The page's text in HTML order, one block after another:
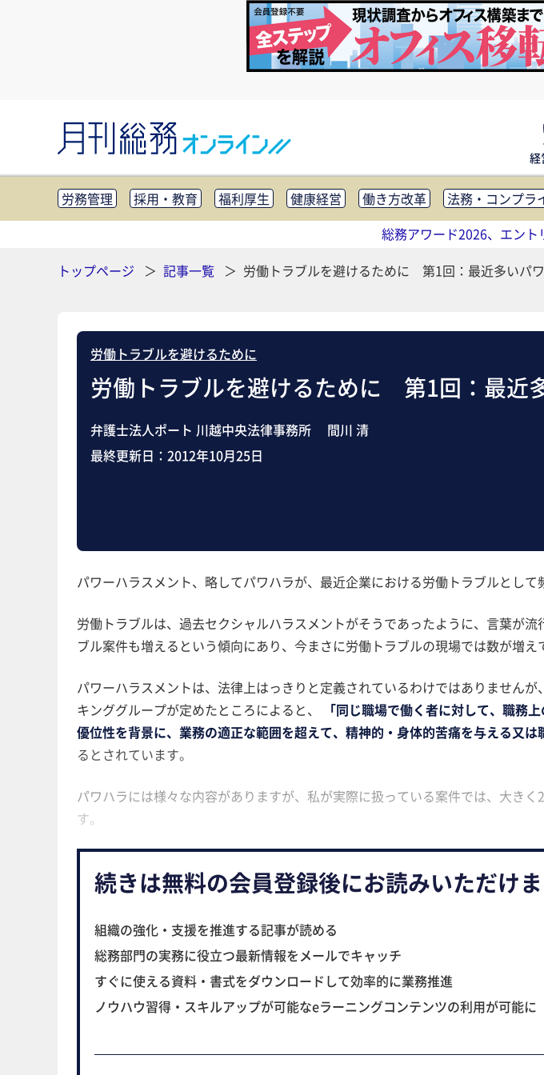
経
労務管理 採用・教育 福利厚生 健康経営 働き方改革 法務・コンプラ
知財管理
リスクマネジメント・BCP 社外・社内広報 社外・社内コミュニ
助成金・補助金・コスト削減 アウト
総務アワード2026、エント
トップページ
記事一覧 労働トラブルを避けるために 第1回：最近多いパ
労働トラブルを避けるために
労働トラブルを避けるために 第1回：最近
弁護士法人ポート 川越中央法律事務所 間川 清
最終更新日： 2012年10月25日
パワーハラスメント、略してパワハラが、最近企業における労働トラブルとして
労働トラブルは、過去セクシャルハラスメントがそうであったように、言葉が
ブル案件も増えるという傾向にあり、今まさに労働トラブルの現場では数が増え
パワーハラスメントは、法律上はっきりと定義されているわけではありません
キンググループが定めたところによると、
「同じ職場で働く者に対して、職務
優位性を背景に、業務の適正な範囲を超えて、精神的・身体的苦痛を与える又は
るとされています。
パワハラには様々な内容がありますが、私が実際に扱っている案件では、大き
す。
続きは無料の会員登録後にお読みいただけま
組織の強化・支援を推進する記事が読める
総務部門の実務に役立つ最新情報をメールでキャッチ
すぐに使える資料・書式をダウンロードして効率的に業務推進
ノウハウ習得・スキルアップが可能なeラーニングコンテンツの利用が可能に